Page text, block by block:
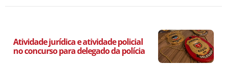
Atividade jurídica e atividade policial
no concurso para delegado da polícia